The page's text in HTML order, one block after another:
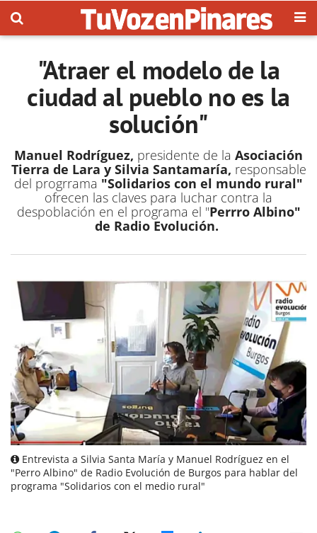
"Atraer el modelo de la
ciudad al pueblo no es la
solución"
Manuel Rodríguez, presidente de la Asociación
Tierra de Lara y Silvia Santamaría, responsable
del progrrama "Solidarios con el mundo rural"
ofrecen las claves para luchar contra la
despoblación en el programa el "Perrro Albino"
de Radio Evolución.
Entrevista a Silvia Santa María y Manuel Rodríguez en el
"Perro Albino" de Radio Evolución de Burgos para hablar del
programa "Solidarios con el medio rural"